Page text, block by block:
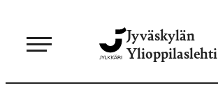
sisältöön
Jyväskylän
Ylioppilaslehti